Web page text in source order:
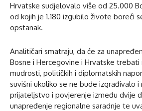
Hrvatske sudjelovalo više od 25.000
od kojih je 1.180 izgubilo živote boreći
opstanak.
Analitičari smatraju, da će za
Bosne i Hercegovine i Hrvatske
mudrosti, političkih i diplomatskih
suvišni ukoliko se ne bude izgrađivalo i
prijateljstvo i povjerenje između dvije
unapređenje regionalne saradnje te